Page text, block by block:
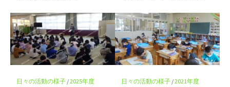
日々の活動の様子/2025年度 日々の活動の様子/2021年度